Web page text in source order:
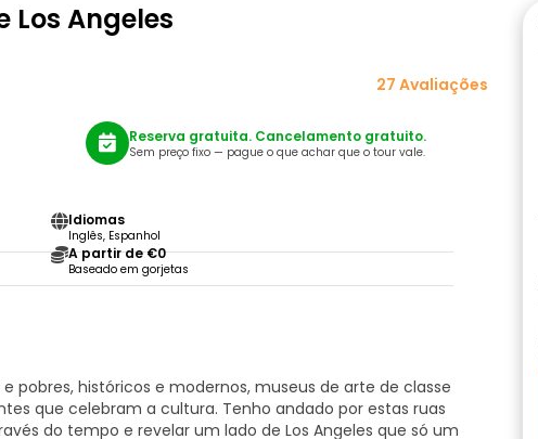
Los Angeles
27 Avaliações
Idiomas
Inglês, Espanhol
A partir de €0
Baseado em gorjetas
Reserva gratuita. Cancelamento gratuito.
Sem preço fixo — pague o que achar que o tour vale.
pobres, históricos e modernos, museus de arte de classe
que celebram a cultura. Tenho andado por estas ruas
do tempo e revelar um lado de Los Angeles que só um